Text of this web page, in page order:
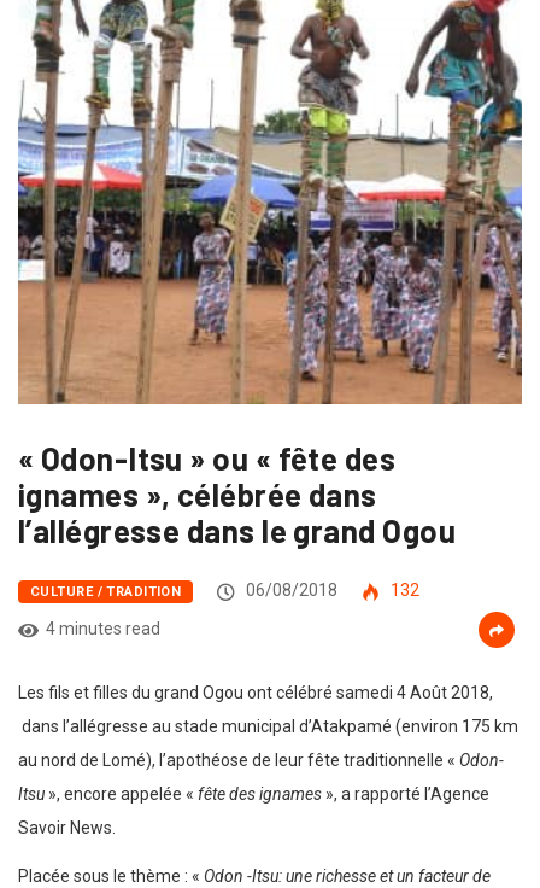
« Odon-Itsu » ou « fête des
ignames », célébrée dans
l’allégresse dans le grand Ogou
CULTURE / TRADITION 06/08/2018
132
4 minutes read
Les fils et filles du grand Ogou ont célébré samedi 4 Août 2018,
dans l’allégresse au stade municipal d’Atakpamé (environ 175 km
au nord de Lomé), l’apothéose de leur fête traditionnelle « Odon-
Itsu », encore appelée « fête des ignames », a rapporté l’Agence
Savoir News.
Placée sous le thème : « Odon -Itsu: une richesse et un facteur de